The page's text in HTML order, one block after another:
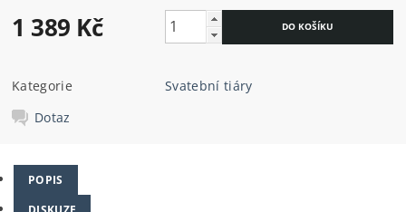
1 389 Kč
Kategorie
Svatební tiáry
Dotaz
POPIS